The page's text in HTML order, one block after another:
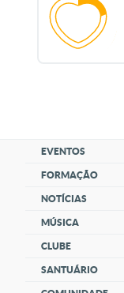
EVENTOS
FORMAÇÃO
NOTÍCIAS
MÚSICA
CLUBE
SANTUÁRIO